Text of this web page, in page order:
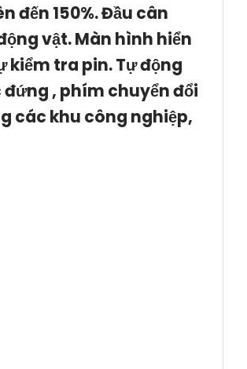
đến 150%. Đầu cân
vật. Màn hình hiển
kiểm tra pin. Tự động
đứng , phím chuyển đổi
các khu công nghiệp,